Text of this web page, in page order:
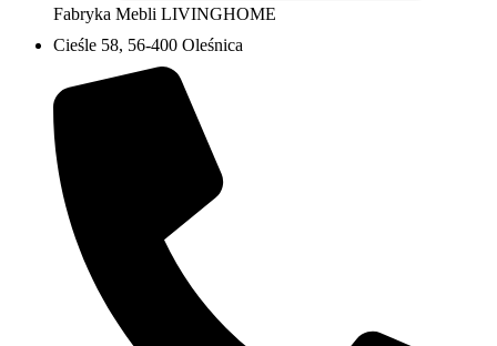
Fabryka Mebli LIVINGHOME
Cieśle 58, 56-400 Oleśnica